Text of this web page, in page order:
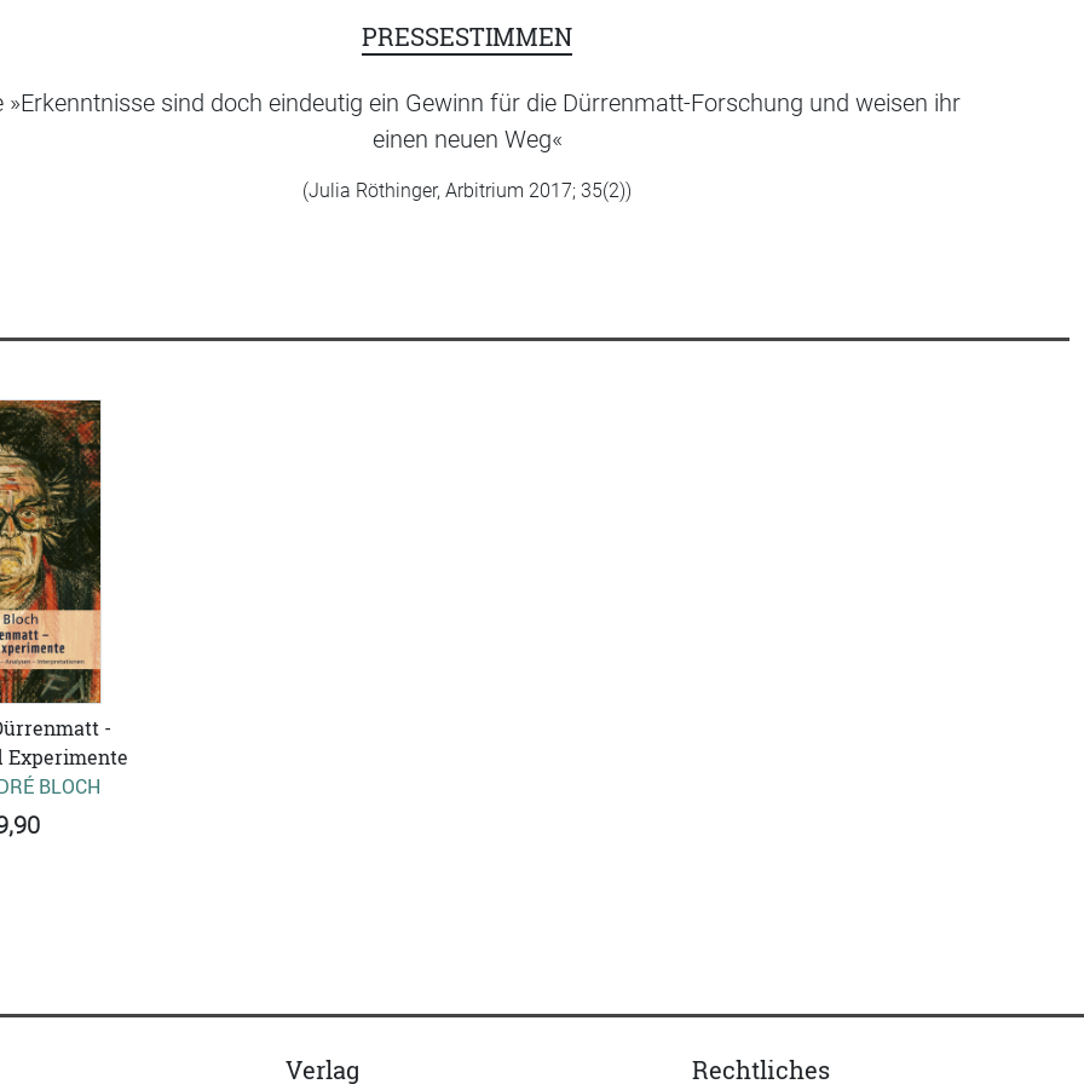
PRESSESTIMMEN
»Erkenntnisse sind doch eindeutig ein Gewinn für die Dürrenmatt-Forschung und weisen ihr
einen neuen Weg«
(Julia Röthinger, Arbitrium 2017; 35(2))
-
Experimente
BLOCH
Verlag Rechtliches